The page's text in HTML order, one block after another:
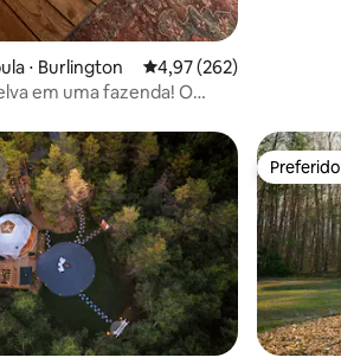
⋅ Burlington 4,97 de uma avaliação
4,97 (262)
em uma fazenda! O
de 5, 496 avaliações